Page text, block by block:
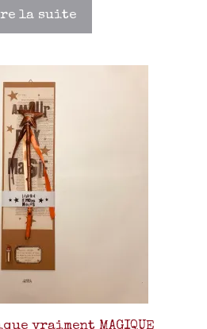
la suite
vraiment MAGIQUE